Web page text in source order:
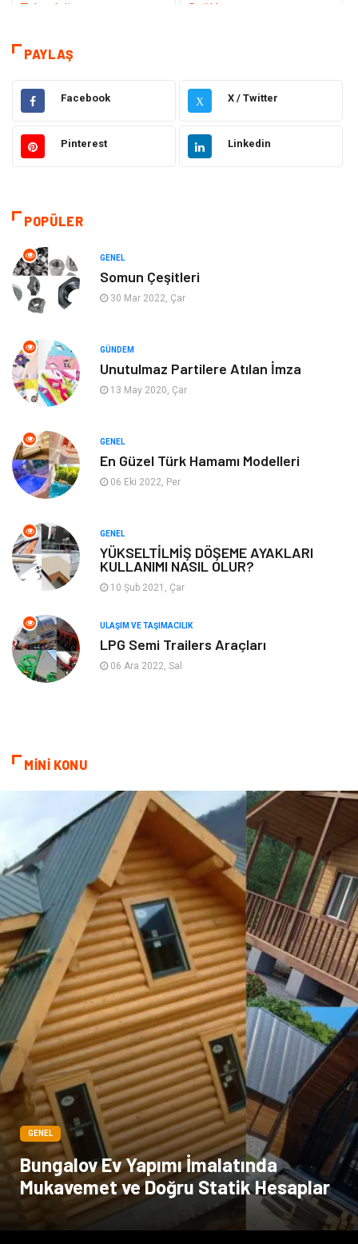
Teknoloji Sağlık
Tanıtıcı Reklam
Elektrik Elektronik Makine
Otomotiv Ulaşım ve Taşımacılık
Giyim
Eğitim & Kariyer
Alışveriş
Organizasyon Mobilya
Tatil Finans & Ekonomi
Turizm
Aksesuar
Plastik
Ambalaj Eğlence
Pazarlama
televizyon
Bebek Giyim Dernekler ve Birlikler
çiçek İnternet
Tarım & Hayvancılık Endüstriyel Ürünler
PAYLAŞ
Facebook X X / Twitter
Pinterest Linkedin
POPÜLER
GENEL
Somun Çeşitleri
30 Mar 2022, Çar
GÜNDEM
Unutulmaz Partilere Atılan İmza
13 May 2020, Çar
GENEL
En Güzel Türk Hamamı Modelleri
06 Eki 2022, Per
GENEL
YÜKSELTİLMİŞ DÖŞEME AYAKLARI
KULLANIMI NASIL OLUR?
10 Şub 2021, Çar
ULAŞIM VE TAŞIMACILIK
LPG Semi Trailers Araçları
06 Ara 2022, Sal
MİNİ KONU
GENEL
Bungalov Ev Yapımı İmalatında
Mukavemet ve Doğru Statik Hesaplar